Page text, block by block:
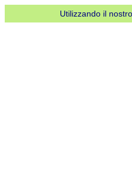
Utilizzando il